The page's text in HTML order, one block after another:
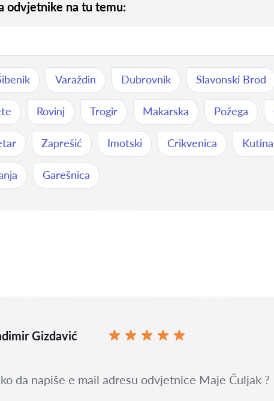
odvjetnike na tu temu:
Varaždin Dubrovnik Slavonski Brod
Rovinj Trogir Makarska Požega
Zaprešić Imotski Crikvenica Kutina
Garešnica
Gizdavić
da napiše e mail adresu odvjetnice Maje Čuljak ?